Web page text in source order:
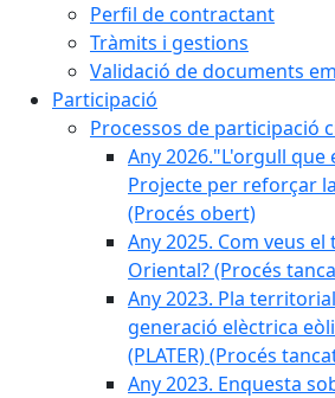
Perfil de contractant
Tràmits i gestions
Validació de documents
Participació
Processos de participació
Any 2026."L'orgull que
Projecte per reforçar
(Procés obert)
Any 2025. Com veus
Oriental? (Procés
Any 2023. Pla
generació elèctrica
(PLATER) (Procés
Any 2023. Enquesta